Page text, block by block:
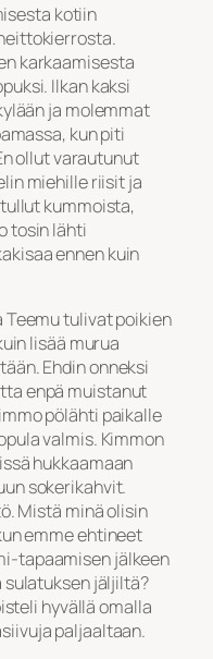
kotiin
karkaamisesta
Ilkan kaksi
ja molemmat
kun piti
ollut varautunut
miehille riisit ja
kummoista,
tosin lähti
ennen kuin
Teemu tulivat poikien
lisää murua
Ehdin onneksi
enpä muistanut
pölähti paikalle
valmis. Kimmon
hukkaamaan
sokerikahvit.
Mistä minä olisin
emme ehtineet
tapaamisen jälkeen
sulatuksen jäljiltä?
hyvällä omalla
paljaaltaan.